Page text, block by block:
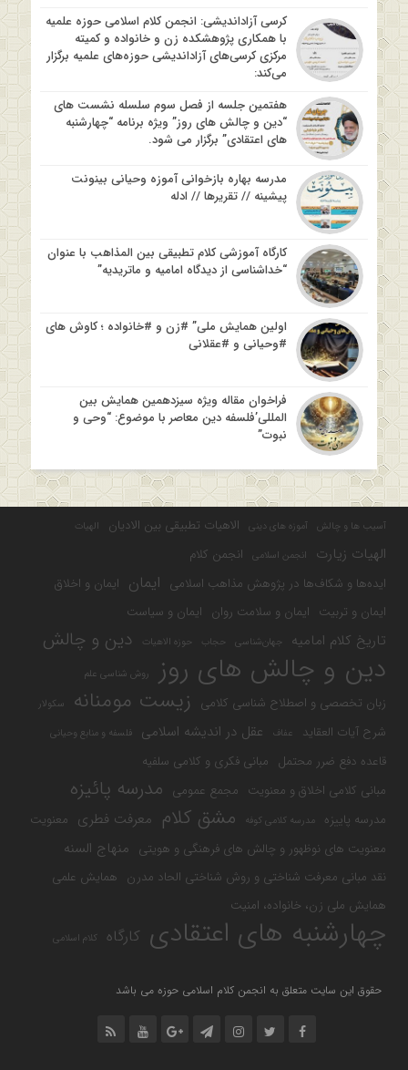
کرسی آزاداندیشی: انجمن کلام اسلامی حوزه علمیه
با همکاری پژوهشکده زن و خانواده و کمیته
مرکزی کرسی‌های آزاداندیشی حوزه‌های علمیه برگزار
می‌کند:
هفتمین جلسه از فصل سوم سلسله نشست های
“دین و چالش های روز” ویژه برنامه “چهارشنبه
های اعتقادی” برگزار می شود.
مدرسه بهاره بازخوانی آموزه وحیانی بینونت
پیشینه // تقریرها // ادله
کارگاه آموزشی کلام تطبیقی بین المذاهب با عنوان
“خداشناسی از دیدگاه امامیه و ماتریدیه”
اولین همایش ملی” #زن و #خانواده ؛ کاوش های
#وحیانی و #عقلانی
فراخوان مقاله ویژه سیزدهمین همایش بین
المللی’فلسفه دین معاصر با موضوع: “وحی و
نبوت”
آسیب ها و چالش آموزه های دینی الاهیات تطبیقی بین الادیان الهیات
الهیات زیارت انجمن اسلامی
انجمن کلام
ایده‌ها و شکاف‌ها در پژوهش مذاهب اسلامی ایمان ایمان و اخلاق
ایمان و تربیت ایمان و سلامت روان ایمان و سیاست
تاریخ کلام امامیه جهان‌شناسی حجاب حوزه الاهیات دین و چالش
دین و چالش های روز روش شناسی علم
زبان تخصصی و اصطلاح شناسی کلامی زیست مومنانه سکولار
شرح آیات العقاید عفاف عقل در اندیشه اسلامی فلسفه و منابع وحیانی
قاعده دفع ضرر محتمل مبانی فکری و کلامی سلفیه
مبانی کلامی اخلاق و معنویت مجمع عمومی مدرسه پائیزه
مدرسه پاییزه مدرسه کلامی کوفه مشق کلام معرفت فطری معنویت
معنویت های نوظهور و چالش های فرهنگی و هویتی منهاج السنه
نقد مبانی معرفت شناختی و روش شناختی الحاد مدرن همایش علمی
همایش ملی زن، خانواده، امنیت
چهارشنبه های اعتقادی کارگاه کلام اسلامی
حقوق این سایت متعلق به انجمن کلام اسلامی حوزه می باشد